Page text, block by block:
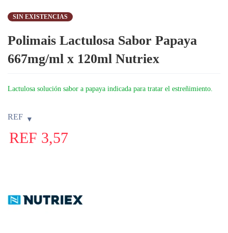
SIN EXISTENCIAS
Polimais Lactulosa Sabor Papaya
667mg/ml x 120ml Nutriex
Lactulosa solución sabor a papaya indicada para tratar el estreñimiento.
REF
REF 3,57